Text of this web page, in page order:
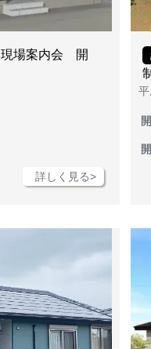
場案内会 開
詳しく見る>